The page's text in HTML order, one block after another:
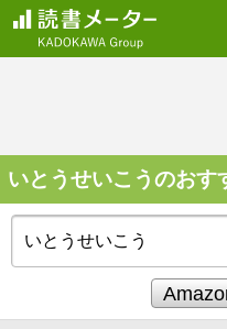
いとうせいこうのおす